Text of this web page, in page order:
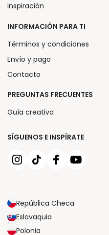
SÍGUENOS E INSPÍRATE
República Checa
Eslovaquia
Polonia
Inspiración
INFORMACIÓN PARA TI
Términos y condiciones
Envío y pago
Contacto
PREGUNTAS FRECUENTES
Guía creativa